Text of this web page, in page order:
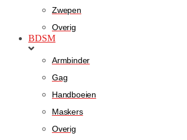
Zwepen
Overig
BDSM
Armbinder
Gag
Handboeien
Maskers
Overig